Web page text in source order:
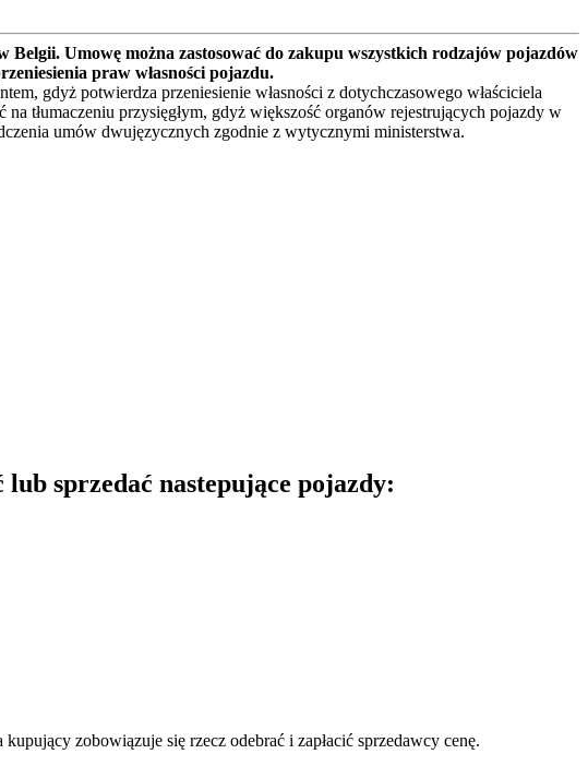
Umowę można zastosować do zakupu wszystkich rodzajów pojazdów
praw własności pojazdu.
gdyż potwierdza przeniesienie własności z dotychczasowego właściciela
tłumaczeniu przysięgłym, gdyż większość organów rejestrujących pojazdy w
umów dwujęzycznych zgodnie z wytycznymi ministerstwa.
sprzedać nastepujące pojazdy:
zobowiązuje się rzecz odebrać i zapłacić sprzedawcy cenę.